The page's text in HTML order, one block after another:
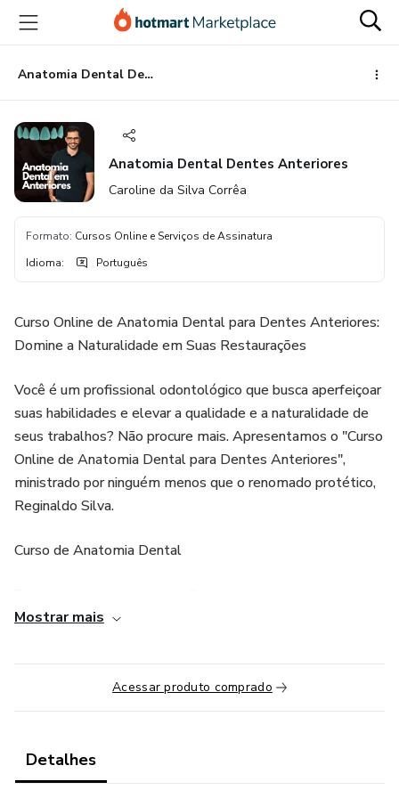
para
conteúdo
principal
para
pagamento
para
rodapé
Anatomia Dental Dentes Anteriores
Anatomia Dental Dentes Anteriores
Caroline da Silva Corrêa
Formato: Cursos Online e Serviços de Assinatura
Idioma: Português
Curso Online de Anatomia Dental para Dentes Anteriores:
Domine a Naturalidade em Suas Restaurações
Você é um profissional odontológico que busca aperfeiçoar
suas habilidades e elevar a qualidade e a naturalidade de
seus trabalhos? Não procure mais. Apresentamos o "Curso
Online de Anatomia Dental para Dentes Anteriores",
ministrado por ninguém menos que o renomado protético,
Reginaldo Silva.
Curso de Anatomia Dental
abrangente permitirá que você explore todos os detalhes
anatômicos dos dentes anteriores, tanto superiores quanto
inferiores. Entenda cada sulco, cúspide e contorno para
Técnica do Enceramento Progressivo: Reginaldo Silva é
Mostrar mais
Acessar produto comprado
Detalhes